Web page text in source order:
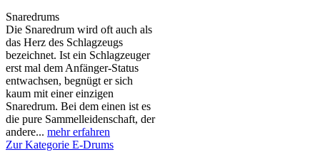
Snaredrums
Die Snaredrum wird oft auch als
das Herz des Schlagzeugs
bezeichnet. Ist ein Schlagzeuger
erst mal dem Anfänger-Status
entwachsen, begnügt er sich
kaum mit einer einzigen
Snaredrum. Bei dem einen ist es
die pure Sammelleidenschaft, der
andere... mehr erfahren
Zur Kategorie E-Drums